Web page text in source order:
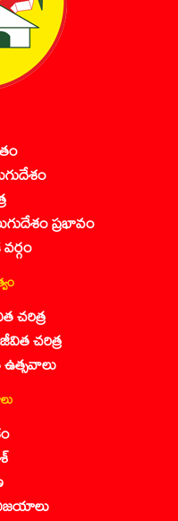
ప్రభావం
చరిత్ర
చరిత్ర